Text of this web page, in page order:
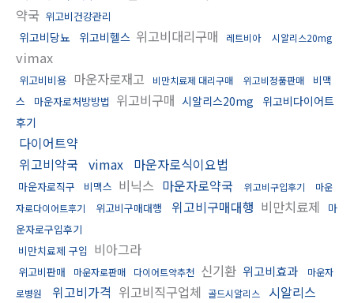
약국 위고비건강관리
위고비당뇨 위고비헬스 위고비대리구매 레트비아 시알리스20mg
vimax
위고비비용 마운자로재고 비만치료제 대리구매 위고비정품판매
비맥
스
마운자로처방방법 위고비구매 시알리스20mg
위고비다이어트
후기
다이어트약
위고비약국 vimax 마운자로식이요법
마운자로직구 비맥스 비닉스 마운자로약국 위고비구입후기
마운
자로다이어트후기
위고비구매대행 위고비구매대행 비만치료제
마
운자로구입후기
비만치료제 구입 비아그라
위고비판매 마운자로판매 다이어트약추천 신기환 위고비효과
마운자
로병원
위고비가격 위고비직구업체 골드시알리스
시알리스